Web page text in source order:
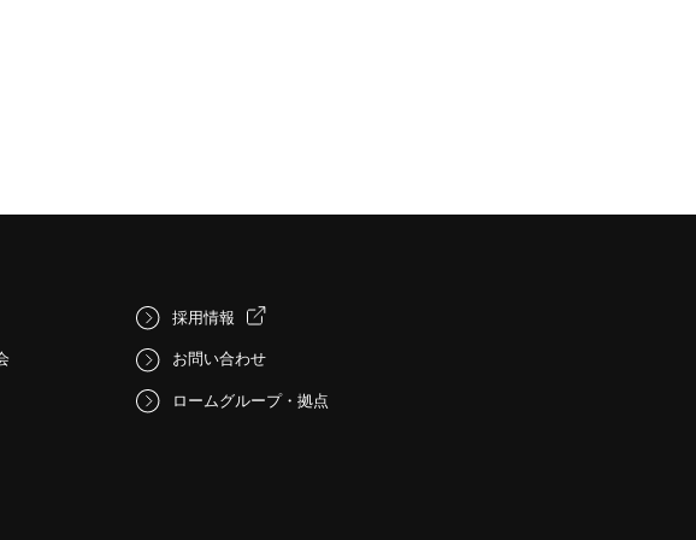
採用情報
お問い合わせ
ロームグループ・拠点